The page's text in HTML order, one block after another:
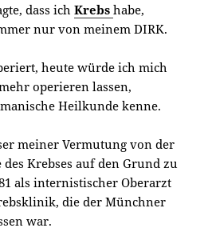
dass ichKrebs habe,
nur von meinem DIRK.
heute würde ich mich
operieren lassen,
Heilkunde kenne.
meiner Vermutung von der
des Krebses auf den Grund zu
als internistischer Oberarzt
die der Münchner
war.